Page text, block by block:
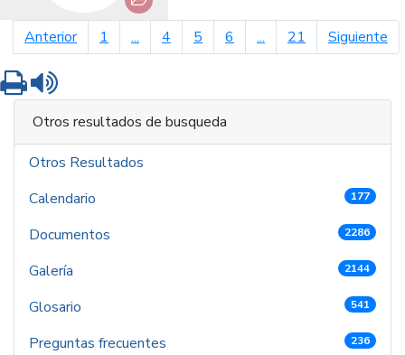
Anteriorpágina anterior
1 ... 4 5 6 ... 21 Siguiente
Imprimir
Otros resultados de busqueda
Otros Resultados
Calendario
177
Documentos 2286
Galería 2144
Glosario 541
Preguntas frecuentes 236